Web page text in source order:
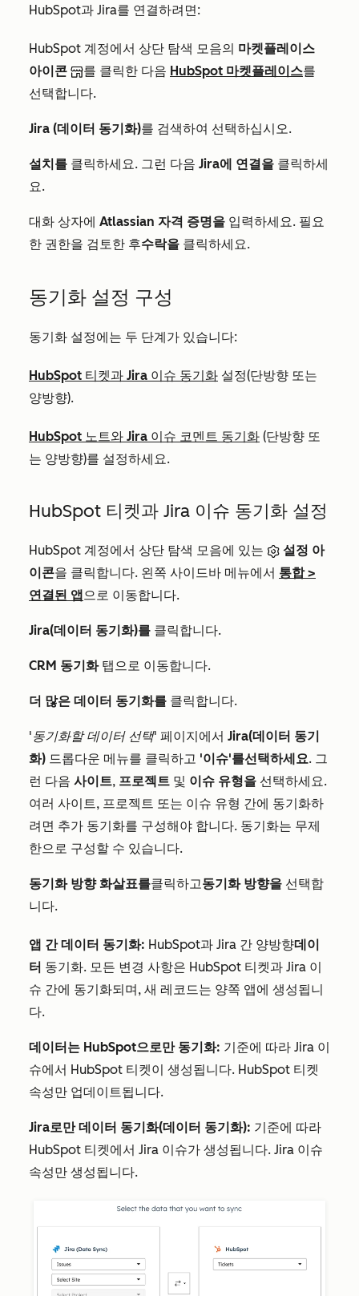
HubSpot과 Jira를 연결하려면:
HubSpot 계정에서 상단 탐색 모음의 마켓플레이스
아이콘
를 클릭한 다음 HubSpot 마켓플레이스를
선택합니다.
Jira (데이터 동기화)를 검색하여 선택하십시오.
설치를 클릭하세요. 그런 다음 Jira에 연결을 클릭하세
요.
대화 상자에 Atlassian 자격 증명을 입력하세요. 필요
한 권한을 검토한 후수락을 클릭하세요.
동기화 설정 구성
동기화 설정에는 두 단계가 있습니다:
HubSpot 티켓과 Jira 이슈 동기화 설정(단방향 또는
양방향).
HubSpot 노트와 Jira 이슈 코멘트 동기화 (단방향 또
는 양방향)를 설정하세요.
HubSpot 티켓과 Jira 이슈 동기화 설정
HubSpot 계정에서 상단 탐색 모음에 있는
설정 아
이콘을 클릭합니다. 왼쪽 사이드바 메뉴에서 통합>
연결된 앱으로 이동합니다.
Jira(데이터 동기화)를 클릭합니다.
CRM 동기화탭으로 이동합니다.
더 많은 데이터 동기화를 클릭합니다.
'동기화할 데이터 선택' 페이지에서 Jira(데이터 동기
화) 드롭다운 메뉴를 클릭하고 '이슈'를선택하세요. 그
런 다음 사이트, 프로젝트 및 이슈 유형을 선택하세요.
여러 사이트, 프로젝트 또는 이슈 유형 간에 동기화하
려면 추가 동기화를 구성해야 합니다. 동기화는 무제
한으로 구성할 수 있습니다.
동기화 방향 화살표를클릭하고동기화 방향을 선택합
니다.
앱 간 데이터 동기화: HubSpot과 Jira 간 양방향데이
터 동기화. 모든 변경 사항은 HubSpot 티켓과 Jira 이
슈 간에 동기화되며, 새 레코드는 양쪽 앱에 생성됩니
다.
데이터는 HubSpot으로만 동기화: 기준에 따라 Jira 이
슈에서 HubSpot 티켓이 생성됩니다. HubSpot 티켓
속성만 업데이트됩니다.
Jira로만 데이터 동기화(데이터 동기화): 기준에 따라
HubSpot 티켓에서 Jira 이슈가 생성됩니다. Jira 이슈
속성만 생성됩니다.